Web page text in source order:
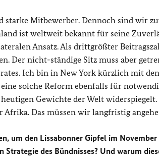
starke Mitbewerber. Dennoch sind wir
ist weltweit bekannt für seine
Ansatz. Als drittgrößter
Der nicht-ständige Sitz muss aber
Ich bin in New York kürzlich mit
solche Reform ebenfalls für
Gewichte der Welt widerspiegelt.
Das müssen wir langfristig
um den Lissabonner Gipfel im
des Bündnisses? Und warum